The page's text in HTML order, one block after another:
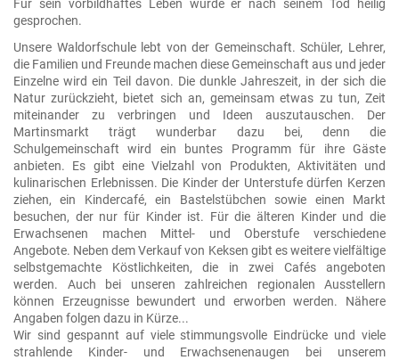
Für sein vorbildhaftes Leben wurde er nach seinem Tod heilig
gesprochen.
Unsere Waldorfschule lebt von der Gemeinschaft. Schüler, Lehrer,
die Familien und Freunde machen diese Gemeinschaft aus und jeder
Einzelne wird ein Teil davon. Die dunkle Jahreszeit, in der sich die
Natur zurückzieht, bietet sich an, gemeinsam etwas zu tun, Zeit
miteinander zu verbringen und Ideen auszutauschen. Der
Martinsmarkt trägt wunderbar dazu bei, denn die
Schulgemeinschaft wird ein buntes Programm für ihre Gäste
anbieten. Es gibt eine Vielzahl von Produkten, Aktivitäten und
kulinarischen Erlebnissen. Die Kinder der Unterstufe dürfen Kerzen
ziehen, ein Kindercafé, ein Bastelstübchen sowie einen Markt
besuchen, der nur für Kinder ist. Für die älteren Kinder und die
Erwachsenen machen Mittel- und Oberstufe verschiedene
Angebote. Neben dem Verkauf von Keksen gibt es weitere vielfältige
selbstgemachte Köstlichkeiten, die in zwei Cafés angeboten
werden. Auch bei unseren zahlreichen regionalen Ausstellern
können Erzeugnisse bewundert und erworben werden. Nähere
Angaben folgen dazu in Kürze...
Wir sind gespannt auf viele stimmungsvolle Eindrücke und viele
strahlende Kinder- und Erwachsenenaugen bei unserem